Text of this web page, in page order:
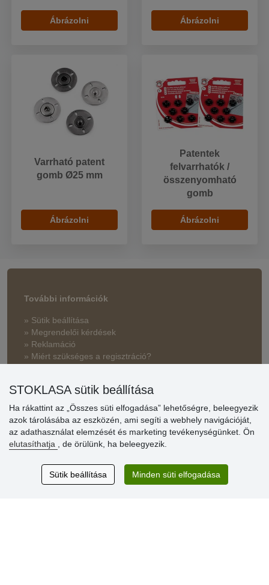
Ábrázolni Ábrázolni
Varrható patent
gomb Ø25 mm
Ábrázolni
Patentek
felvarrhatók /
összenyomható
gomb
Ábrázolni
További információk
» Sütik beállítása
» Megrendelői kérdések
» Reklamáció
» Miért szükséges a regisztráció?
vásárlóinknak
» Súgó
Vásárlók
értékelése
STOKLASA sütik beállítása
Ha rákattint az „Összes süti elfogadása” lehetőségre, beleegyezik
azok tárolásába az eszközén, ami segíti a webhely navigációját,
az adathasználat elemzését és marketing tevékenységünket. Ön
elutasíthatja
, de örülünk, ha beleegyezik.
Sütik beállítása Minden süti elfogadása